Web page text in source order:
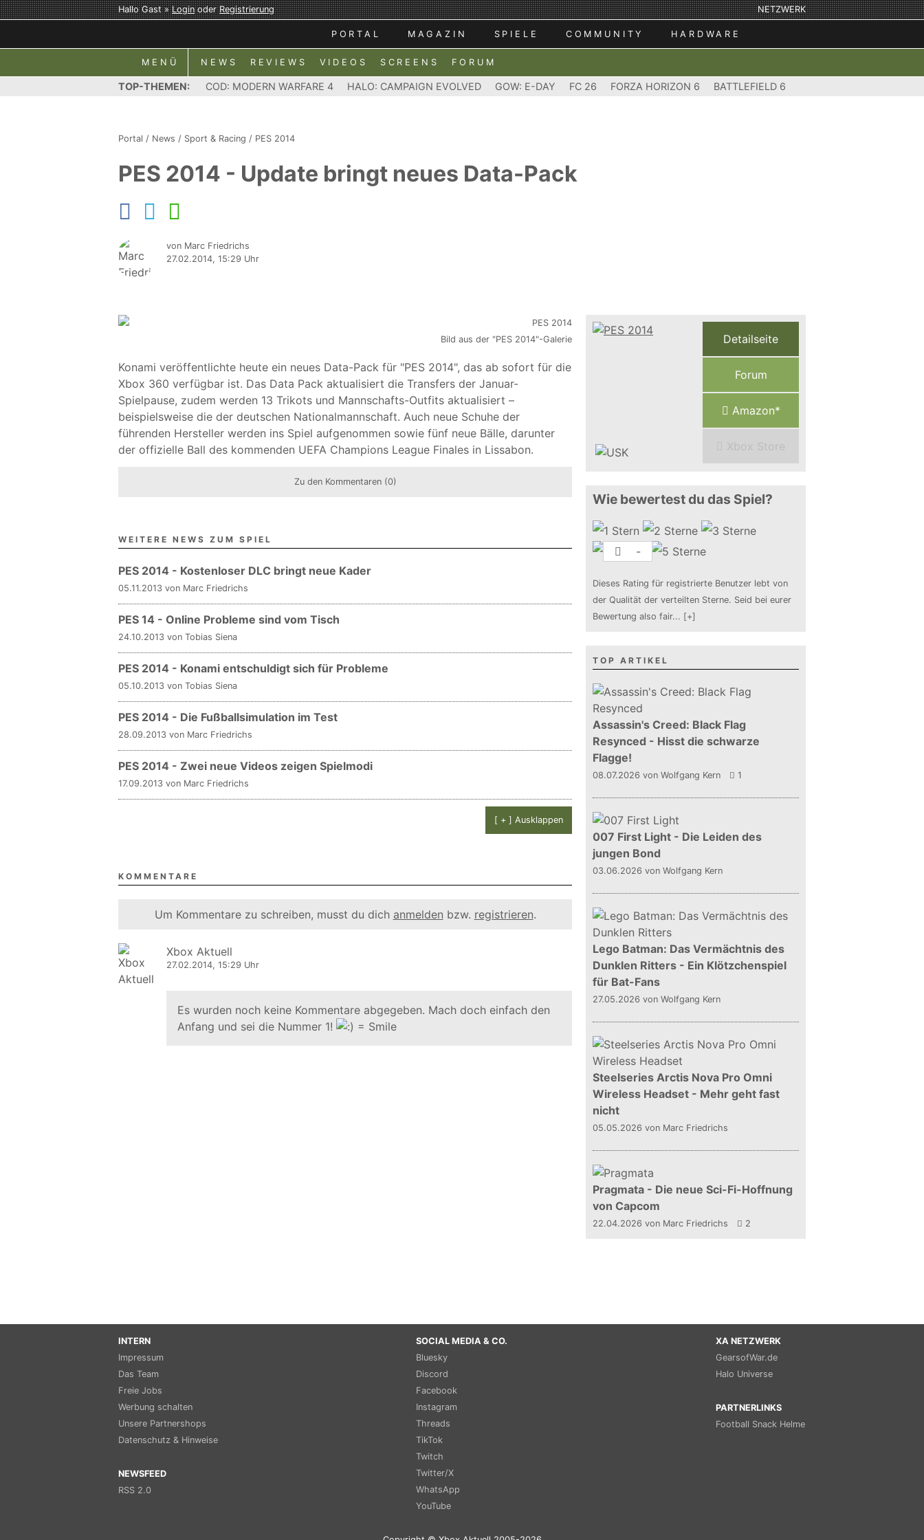
Hallo Gast »LoginoderRegistrierung NETZWERK
PORTAL MAGAZIN SPIELE COMMUNITY HARDWARE
MENÜ NEWS REVIEWS VIDEOS SCREENS FORUM
TOP-THEMEN: COD: MODERN WARFARE 4 HALO: CAMPAIGN EVOLVED GOW: E-DAY FC 26 FORZA HORIZON 6 BATTLEFIELD 6
Portal / News / Sport & Racing / PES 2014
PES 2014 - Update bringt neues Data-Pack
von Marc Friedrichs
27.02.2014, 15:29 Uhr
Bild aus der "PES 2014"-Galerie
Konami veröffentlichte heute ein neues Data-Pack für "PES 2014", das ab sofort für die
Xbox 360 verfügbar ist. Das Data Pack aktualisiert die Transfers der Januar-
Spielpause, zudem werden 13 Trikots und Mannschafts-Outfits aktualisiert –
beispielsweise die der deutschen Nationalmannschaft. Auch neue Schuhe der
führenden Hersteller werden ins Spiel aufgenommen sowie fünf neue Bälle, darunter
der offizielle Ball des kommenden UEFA Champions League Finales in Lissabon.
Zu den Kommentaren (0)
WEITERE NEWS ZUM SPIEL
PES 2014 - Kostenloser DLC bringt neue Kader
05.11.2013 von Marc Friedrichs
PES 14 - Online Probleme sind vom Tisch
24.10.2013 von Tobias Siena
PES 2014 - Konami entschuldigt sich für Probleme
05.10.2013 von Tobias Siena
PES 2014 - Die Fußballsimulation im Test
28.09.2013 von Marc Friedrichs
PES 2014 - Zwei neue Videos zeigen Spielmodi
17.09.2013 von Marc Friedrichs
[ + ] Ausklappen
KOMMENTARE
Um Kommentare zu schreiben, musst du dich anmelden bzw. registrieren.
Xbox Aktuell
27.02.2014, 15:29 Uhr
Es wurden noch keine Kommentare abgegeben. Mach doch einfach den
Anfang und sei die Nummer 1!
Detailseite
Forum
Amazon*
Xbox Store
Wie bewertest du das Spiel?
-
Dieses Rating für registrierte Benutzer lebt von
der Qualität der verteilten Sterne. Seid bei eurer
Bewertung also fair... [+]
TOP ARTIKEL
Assassin's Creed: Black Flag
Resynced - Hisst die schwarze
Flagge!
08.07.2026 von Wolfgang Kern 1
007 First Light - Die Leiden des
jungen Bond
03.06.2026 von Wolfgang Kern
Lego Batman: Das Vermächtnis des
Dunklen Ritters - Ein Klötzchenspiel
für Bat-Fans
27.05.2026 von Wolfgang Kern
Steelseries Arctis Nova Pro Omni
Wireless Headset - Mehr geht fast
nicht
05.05.2026 von Marc Friedrichs
Pragmata - Die neue Sci-Fi-Hoffnung
von Capcom
22.04.2026 von Marc Friedrichs 2
INTERN
Impressum
Das Team
Freie Jobs
Werbung schalten
Unsere Partnershops
Datenschutz & Hinweise
NEWSFEED
RSS 2.0
SOCIAL MEDIA & CO.
Bluesky
Discord
Facebook
Instagram
Threads
TikTok
Twitch
Twitter/X
WhatsApp
YouTube
XA NETZWERK
GearsofWar.de
Halo Universe
PARTNERLINKS
Football Snack Helme